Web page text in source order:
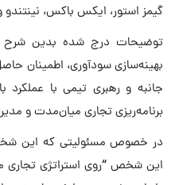
گیمز استور، ایکس باکس،
توضیحات درج شده بدین شرح
بهینه‌سازی سودآوری، اطمینان
جانبه و رهبری تیمی با عملکرد
برنامه‌ریزی تجاری میان‌مدت و
در خصوص مسئولیتی که این
این شخص “روی استراتژی تجاری